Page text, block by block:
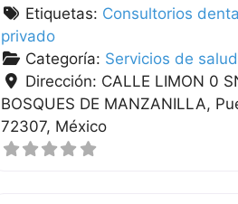
Etiquetas: Consultorios
privado
Categoría: Servicios de salud
Dirección: CALLE LIMON 0
BOSQUES DE MANZANILLA
72307 México